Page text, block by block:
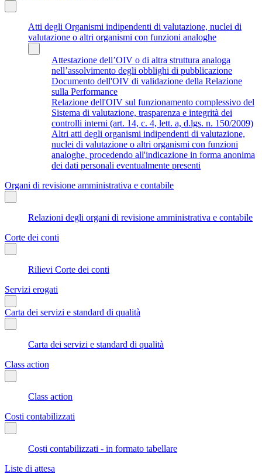
Atti degli Organismi indipendenti di valutazione, nuclei di
valutazione o altri organismi con funzioni analoghe
Attestazione dell’OIV o di altra struttura analoga
nell’assolvimento degli obblighi di pubblicazione
Documento dell'OIV di validazione della Relazione
sulla Performance
Relazione dell'OIV sul funzionamento complessivo del
Sistema di valutazione, trasparenza e integrità dei
controlli interni (art. 14, c. 4, lett. a, d.lgs. n. 150/2009)
Altri atti degli organismi indipendenti di valutazione,
nuclei di valutazione o altri organismi con funzioni
analoghe, procedendo all'indicazione in forma anonima
dei dati personali eventualmente presenti
Organi di revisione amministrativa e contabile
Relazioni degli organi di revisione amministrativa e contabile
Corte dei conti
Rilievi Corte dei conti
Servizi erogati
Carta dei servizi e standard di qualità
Carta dei servizi e standard di qualità
Class action
Class action
Costi contabilizzati
Costi contabilizzati - in formato tabellare
Liste di attesa